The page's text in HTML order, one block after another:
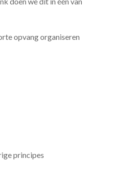
opvang organiseren
principes